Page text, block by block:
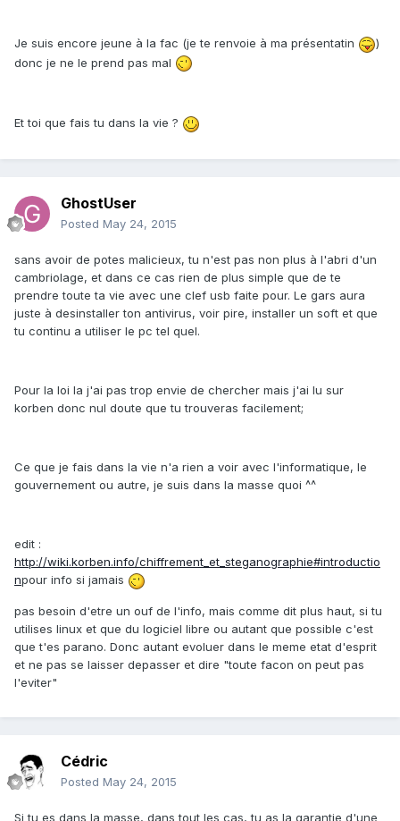
Je suis encore jeune à la fac (je te renvoie à ma présentatin
)
donc je ne le prend pas mal
Et toi que fais tu dans la vie ?
GhostUser
Posted May 24, 2015
sans avoir de potes malicieux, tu n'est pas non plus à l'abri d'un
cambriolage, et dans ce cas rien de plus simple que de te
prendre toute ta vie avec une clef usb faite pour. Le gars aura
juste à desinstaller ton antivirus, voir pire, installer un soft et que
tu continu a utiliser le pc tel quel.
Pour la loi la j'ai pas trop envie de chercher mais j'ai lu sur
korben donc nul doute que tu trouveras facilement;
Ce que je fais dans la vie n'a rien a voir avec l'informatique, le
gouvernement ou autre, je suis dans la masse quoi ^^
edit :
http://wiki.korben.info/chiffrement_et_steganographie#introductio
npour info si jamais
pas besoin d'etre un ouf de l'info, mais comme dit plus haut, si tu
utilises linux et que du logiciel libre ou autant que possible c'est
que t'es parano. Donc autant evoluer dans le meme etat d'esprit
et ne pas se laisser depasser et dire "toute facon on peut pas
l'eviter"
Cédric
Posted May 24, 2015
Si tu es dans la masse, dans tout les cas, tu as la garantie d'une